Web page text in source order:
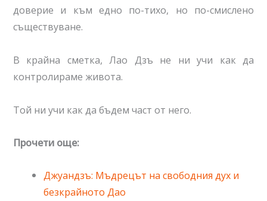
доверие и към едно по-тихо, но по-смислено
съществуване.
В крайна сметка, Лао Дзъ не ни учи как да
контролираме живота.
Той ни учи как да бъдем част от него.
Прочети още:
Джуандзъ: Мъдрецът на свободния дух и
безкрайното Дао